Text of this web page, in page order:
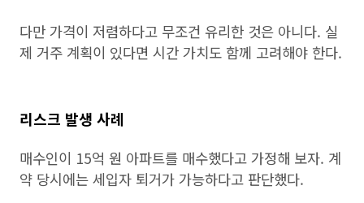
다만 가격이 저렴하다고 무조건 유리한 것은 아니다. 실
제 거주 계획이 있다면 시간 가치도 함께 고려해야 한다.
리스크 발생 사례
매수인이 15억 원 아파트를 매수했다고 가정해 보자. 계
약 당시에는 세입자 퇴거가 가능하다고 판단했다.